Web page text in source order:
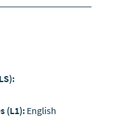
(L1): English